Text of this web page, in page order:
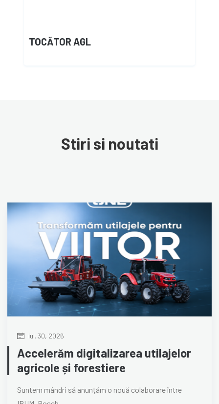
TOCĂTOR AGL
Stiri si noutati
iul. 30, 2026
Accelerăm digitalizarea utilajelor
agricole și forestiere
Suntem mândri să anunțăm o nouă colaborare între